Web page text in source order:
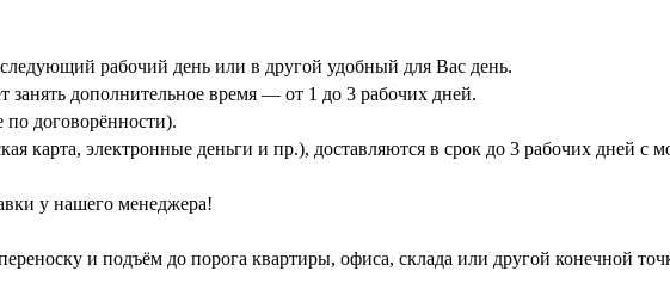
рабочий день или в другой удобный для Вас день.
дополнительное время — от 1 до 3 рабочих дней.
по договорённости).
карта, электронные деньги и пр.), доставляются в срок до 3 рабочих дней с
у нашего менеджера!
и подъём до порога квартиры, офиса, склада или другой конечной